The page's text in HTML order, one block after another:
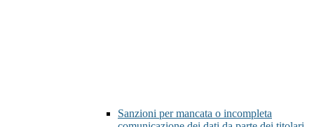
Sanzioni per mancata o incompleta